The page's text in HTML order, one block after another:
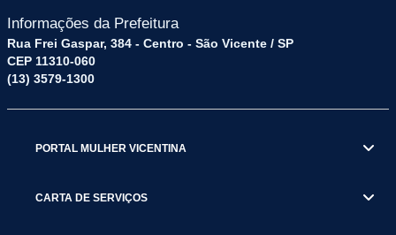
Informações da Prefeitura
Rua Frei Gaspar, 384 - Centro - São Vicente / SP
CEP 11310-060
(13) 3579-1300
PORTAL MULHER VICENTINA
CARTA DE SERVIÇOS